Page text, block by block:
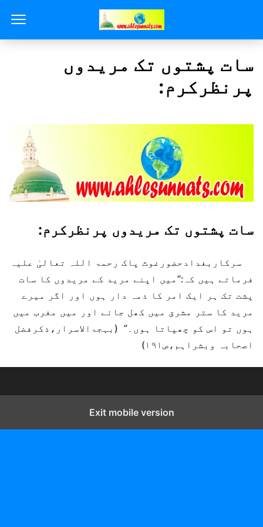
سات پشتوں تک مریدوں
پرنظرکرم:
سات پشتوں تک مریدوں پرنظرکرم:
سرکاربغدادحضورغوث پاک رحمۃ اللہ تعالیٰ علیہ
فرماتے ہیں کہ:”میں اپنے مرید کے مریدوں کا سات
پشت تک ہر ایک امر کا ذمہ دار ہوں اور اگر میرے
مرید کا ستر مشرق میں کھل جائے اور میں مغرب میں
ہوں تو اس کو چھپاتا ہوں۔” (بہجۃالاسرار،ذکرفضل
اصحابہ وبشراہم،ص۱۹۱)
Exit mobile version